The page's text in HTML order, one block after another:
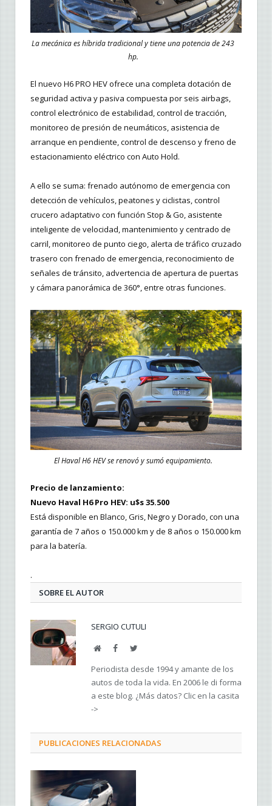
La mecánica es híbrida tradicional y tiene una potencia de 243
hp.
El nuevo H6 PRO HEV ofrece una completa dotación de
seguridad activa y pasiva compuesta por seis airbags,
control electrónico de estabilidad, control de tracción,
monitoreo de presión de neumáticos, asistencia de
arranque en pendiente, control de descenso y freno de
estacionamiento eléctrico con Auto Hold.
A ello se suma: frenado autónomo de emergencia con
detección de vehículos, peatones y ciclistas, control
crucero adaptativo con función Stop & Go, asistente
inteligente de velocidad, mantenimiento y centrado de
carril, monitoreo de punto ciego, alerta de tráfico cruzado
trasero con frenado de emergencia, reconocimiento de
señales de tránsito, advertencia de apertura de puertas
y cámara panorámica de 360°, entre otras funciones.
El Haval H6 HEV se renovó y sumó equipamiento.
Precio de lanzamiento:
Nuevo Haval H6 Pro HEV: u$s 35.500
Está disponible en Blanco, Gris, Negro y Dorado, con una
garantía de 7 años o 150.000 km y de 8 años o 150.000 km
para la batería.
.
SOBRE EL AUTOR
SERGIO CUTULI
WebFacebookTwitter
Periodista desde 1994 y amante de los
autos de toda la vida. En 2006 le di forma
a este blog. ¿Más datos? Clic en la casita
->
PUBLICACIONES RELACIONADAS